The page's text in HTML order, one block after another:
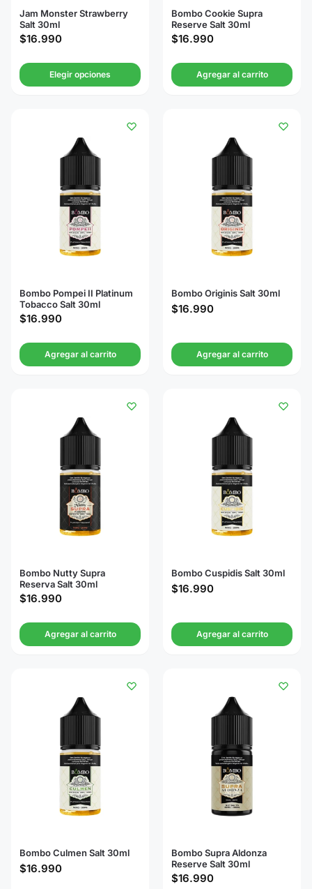
Jam Monster Strawberry
Salt 30ml
$16.990
Elegir opciones
Bombo Cookie Supra
Reserve Salt 30ml
$16.990
Agregar al carrito
Bombo Pompei II Platinum
Tobacco Salt 30ml
$16.990
Agregar al carrito
Bombo Originis Salt 30ml
$16.990
Agregar al carrito
Bombo Nutty Supra
Reserva Salt 30ml
$16.990
Agregar al carrito
Bombo Cuspidis Salt 30ml
$16.990
Agregar al carrito
Bombo Culmen Salt 30ml
$16.990
Bombo Supra Aldonza
Reserve Salt 30ml
$16.990